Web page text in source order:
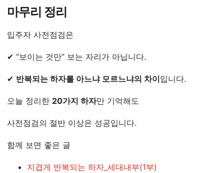
마무리 정리
입주자 사전점검은
✔ “보이는 것만” 보는 자리가 아닙니다.
✔ 반복되는 하자를 아느냐 모르느냐의 차이입니다.
오늘 정리한 20가지 하자만 기억해도
사전점검의 절반 이상은 성공입니다.
함께 보면 좋은 글
지겹게 반복되는 하자_세대내부(1부)